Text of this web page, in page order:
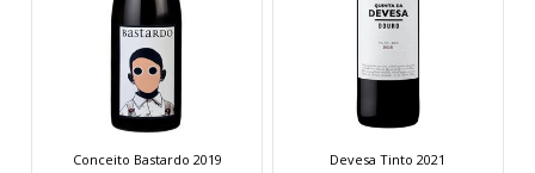
Conceito Bastardo 2019 Devesa Tinto 2021